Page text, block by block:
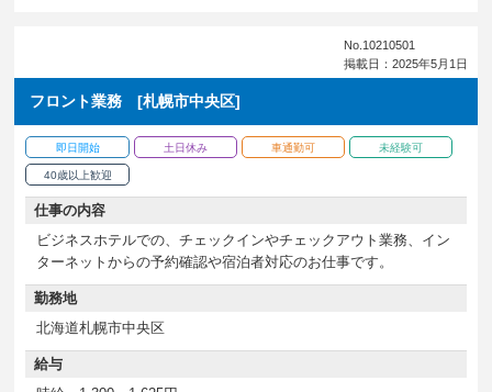
No.10210501
掲載日：2025年5月1日
フロント業務 [札幌市中央区]
即日開始 土日休み 車通勤可 未経験可
40歳以上歓迎
仕事の内容
ビジネスホテルでの、チェックインやチェックアウト業務、イン
ターネットからの予約確認や宿泊者対応のお仕事です。
勤務地
北海道札幌市中央区
給与